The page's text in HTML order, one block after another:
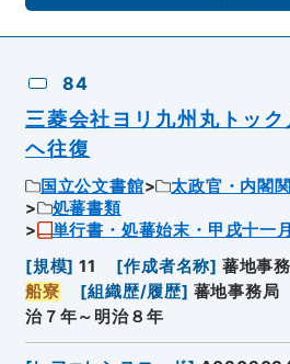
84
三菱会社ヨリ九州丸トッ
ヘ往復
国立公文書館 太政官・内閣
処蕃書類
単行書・処蕃始末・甲戌十一
[規模] 11 [作成者名称] 蕃地事
船寮
[組織歴/履歴] 蕃地事務局
治７年～明治８年